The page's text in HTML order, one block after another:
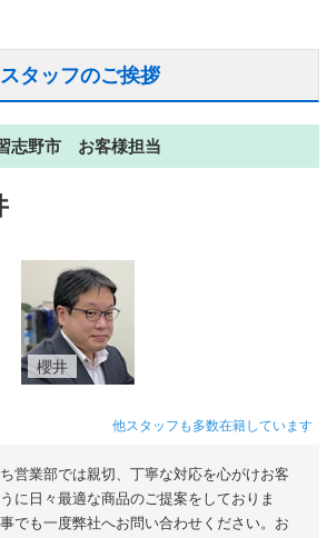
タッフのご挨拶
志野市 お客様担当
櫻井
他スタッフも多数在籍しています
営業部では親切、丁寧な対応を心がけお客
に日々最適な商品のご提案をしておりま
でも一度弊社へお問い合わせください。お